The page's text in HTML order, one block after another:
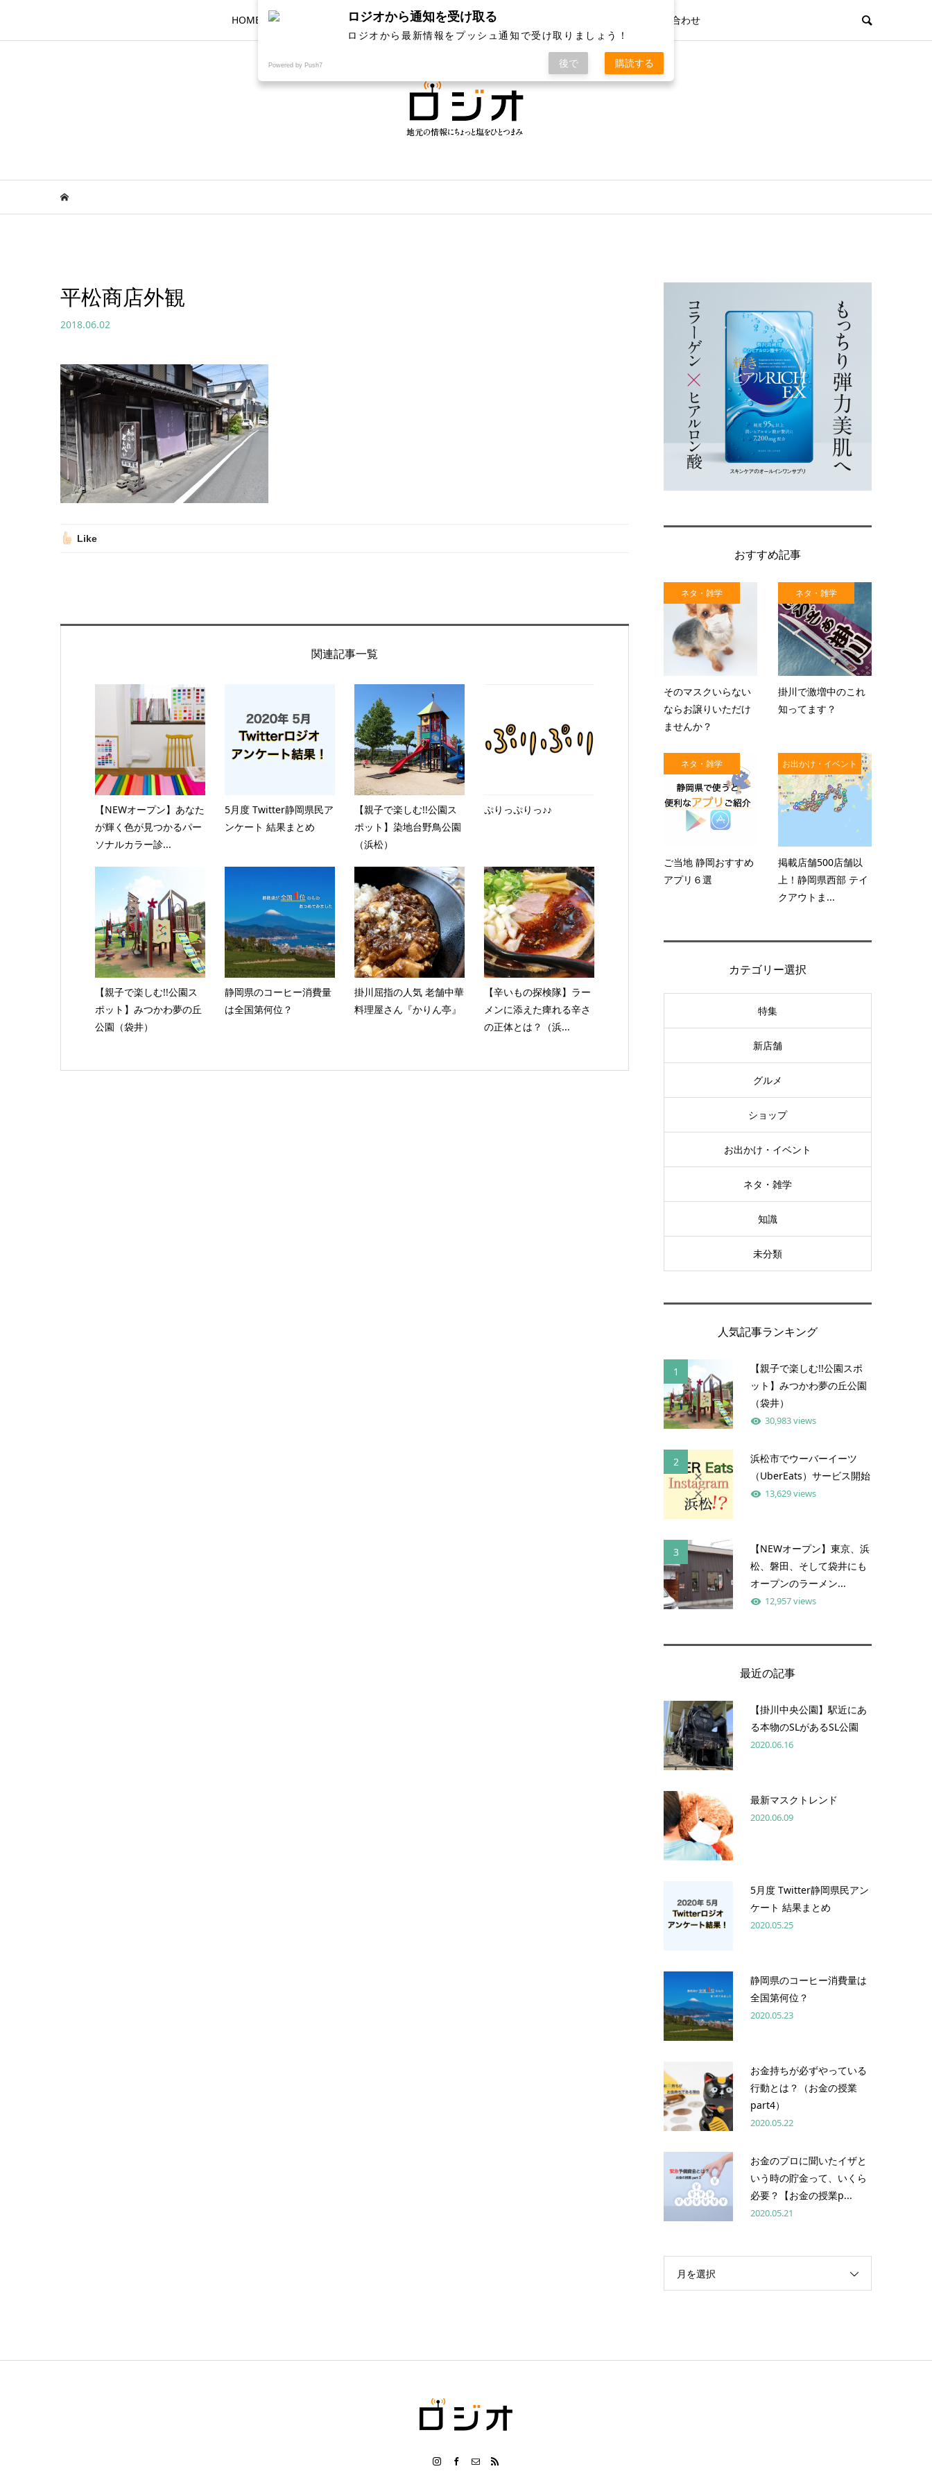
HOME ロジオって何？ 特集 記事ランキング お問い合わせ
平松商店外観
2018.06.02
Like
関連記事一覧
【NEWオープン】あなた
が輝く色が見つかるパー
ソナルカラー診...
5月度 Twitter静岡県民ア
ンケート 結果まとめ
【親子で楽しむ!!公園ス
ポット】染地台野鳥公園
（浜松）
ぷりっぷりっ♪♪
【親子で楽しむ!!公園ス
ポット】みつかわ夢の丘
公園（袋井）
静岡県のコーヒー消費量
は全国第何位？
掛川屈指の人気 老舗中華
料理屋さん『かりん亭』
【辛いもの探検隊】ラー
メンに添えた痺れる辛さ
の正体とは？（浜...
おすすめ記事
ネタ・雑学
そのマスクいらない
ならお譲りいただけ
ませんか？
ネタ・雑学
掛川で激増中のこれ
知ってます？
ネタ・雑学
ご当地 静岡おすすめ
アプリ６選
お出かけ・イベント
掲載店舗500店舗以
上！静岡県西部 テイ
クアウトま...
カテゴリー選択
特集
新店舗
グルメ
ショップ
お出かけ・イベント
ネタ・雑学
知識
未分類
人気記事ランキング
1
【親子で楽しむ!!公園スポ
ット】みつかわ夢の丘公園
（袋井）
30,983 views
2
浜松市でウーバーイーツ
（UberEats）サービス開始
13,629 views
3
【NEWオープン】東京、浜
松、磐田、そして袋井にも
オープンのラーメン...
12,957 views
最近の記事
【掛川中央公園】駅近にあ
る本物のSLがあるSL公園
2020.06.16
最新マスクトレンド
2020.06.09
5月度 Twitter静岡県民アン
ケート 結果まとめ
2020.05.25
静岡県のコーヒー消費量は
全国第何位？
2020.05.23
お金持ちが必ずやっている
行動とは？（お金の授業
part4）
2020.05.22
お金のプロに聞いたイザと
いう時の貯金って、いくら
必要？【お金の授業p...
2020.05.21
月を選択
ロジオから通知を受け取る
ロジオから最新情報をプッシュ通知で受け取りましょう！
Powered by Push7 後で 購読する